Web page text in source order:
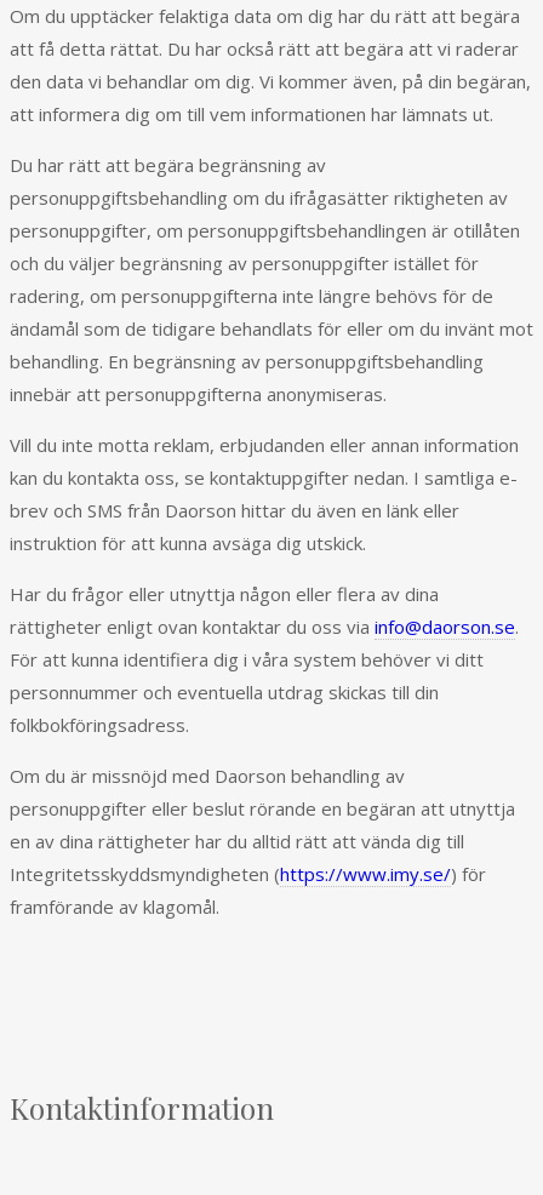
Om du upptäcker felaktiga data om dig har du rätt att begära
att få detta rättat. Du har också rätt att begära att vi raderar
den data vi behandlar om dig. Vi kommer även, på din begäran,
att informera dig om till vem informationen har lämnats ut.
Du har rätt att begära begränsning av
personuppgiftsbehandling om du ifrågasätter riktigheten av
personuppgifter, om personuppgiftsbehandlingen är otillåten
och du väljer begränsning av personuppgifter istället för
radering, om personuppgifterna inte längre behövs för de
ändamål som de tidigare behandlats för eller om du invänt mot
behandling. En begränsning av personuppgiftsbehandling
innebär att personuppgifterna anonymiseras.
Vill du inte motta reklam, erbjudanden eller annan information
kan du kontakta oss, se kontaktuppgifter nedan. I samtliga e-
brev och SMS från Daorson hittar du även en länk eller
instruktion för att kunna avsäga dig utskick.
Har du frågor eller utnyttja någon eller flera av dina
rättigheter enligt ovan kontaktar du oss via info@daorson.se.
För att kunna identifiera dig i våra system behöver vi ditt
personnummer och eventuella utdrag skickas till din
folkbokföringsadress.
Om du är missnöjd med Daorson behandling av
personuppgifter eller beslut rörande en begäran att utnyttja
en av dina rättigheter har du alltid rätt att vända dig till
Integritetsskyddsmyndigheten (https://www.imy.se/) för
framförande av klagomål.
Kontaktinformation